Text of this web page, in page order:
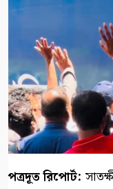
পত্রদূত রিপোর্ট: